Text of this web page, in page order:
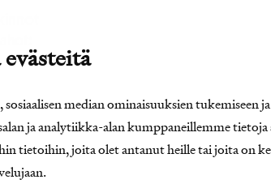
median ominaisuuksien tukemiseen ja
ja analytiikka-alan kumppaneillemme tietoja
tietoihin, joita olet antanut heille tai joita on